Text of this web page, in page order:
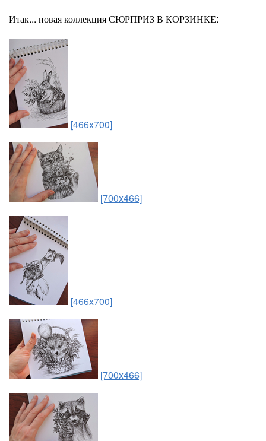
Итак... новая коллекция СЮРПРИЗ В КОРЗИНКЕ:
[466x700]
[700x466]
[466x700]
[700x466]